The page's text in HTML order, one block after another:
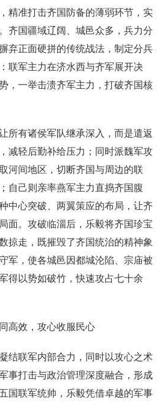
精准打击齐国防备的薄弱环节，实
齐国疆域辽阔、城邑众多，兵力分
弃正面硬拼的传统战法，制定分兵
联军主力在济水西与齐军展开决
，一举击溃齐军主力，打破齐国核
所有诸侯军队继承深入，而是遣返
减轻后勤补给压力；同时派魏军攻
河间地区，切断齐国与周边的联
自己则亲率燕军主力直捣齐国腹
中心突破、两翼策应的布局，让齐
面。攻破临淄后，乐毅将齐国珍宝
掠走，既摧毁了齐国统治的精神象
军，使各城邑因都城沦陷、宗庙被
得以势如破竹，快速攻占七十余
高效，攻心收服民心
结联军内部合力，同时以攻心之术
事打击与政治管理深度融合，形成
国联军统帅，乐毅凭借卓越的军事